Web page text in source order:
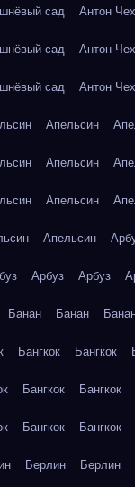
сад Антон
сад Антон
сад Антон
Апельсин
Апельсин
Апельсин
Апельсин
Арбуз Арбуз
Банан Банан
Бангкок Бангкок
Бангкок Бангкок
Бангкок Бангкок
Берлин Берлин